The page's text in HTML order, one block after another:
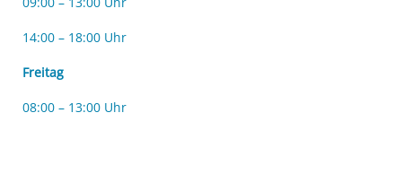
14:00 – 18:00 Uhr
Freitag
08:00 – 13:00 Uhr